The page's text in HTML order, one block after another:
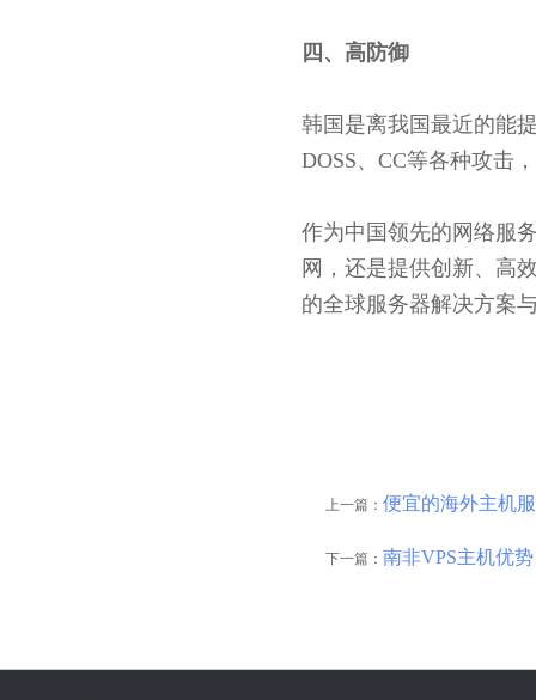
四、 高防御
韩国是离我国最近的能
DOSS、CC等各种攻击
作为中国领先的网络服
网，还是提供创新、高
的全球服务器解决方案
上一篇： 便宜的海外主机
下一篇： 南非VPS主机优